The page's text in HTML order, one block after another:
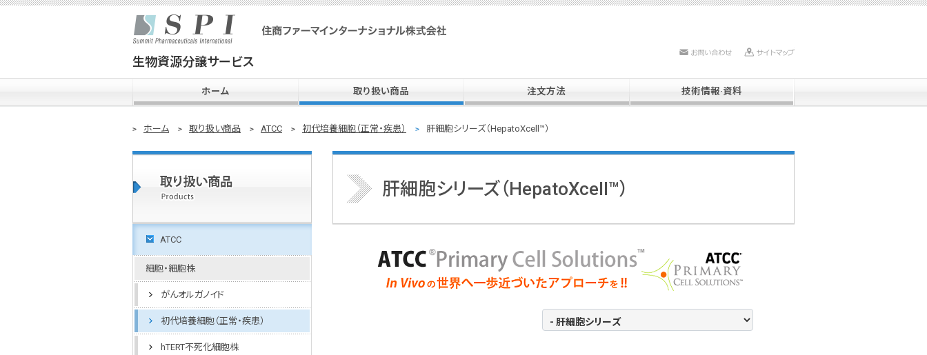
生物資源分譲サービス
ホーム 取り扱い商品 注文方法 技術情報·資料
ホーム 取り扱い商品 ATCC 初代培養細胞（正常・疾患） 肝細胞シリーズ（HepatoXcell™）
ATCC
細胞・細胞株
がんオルガノイド
初代培養細胞（正常・疾患）
hTERT不死化細胞株
肝細胞シリーズ（HepatoXcell™）